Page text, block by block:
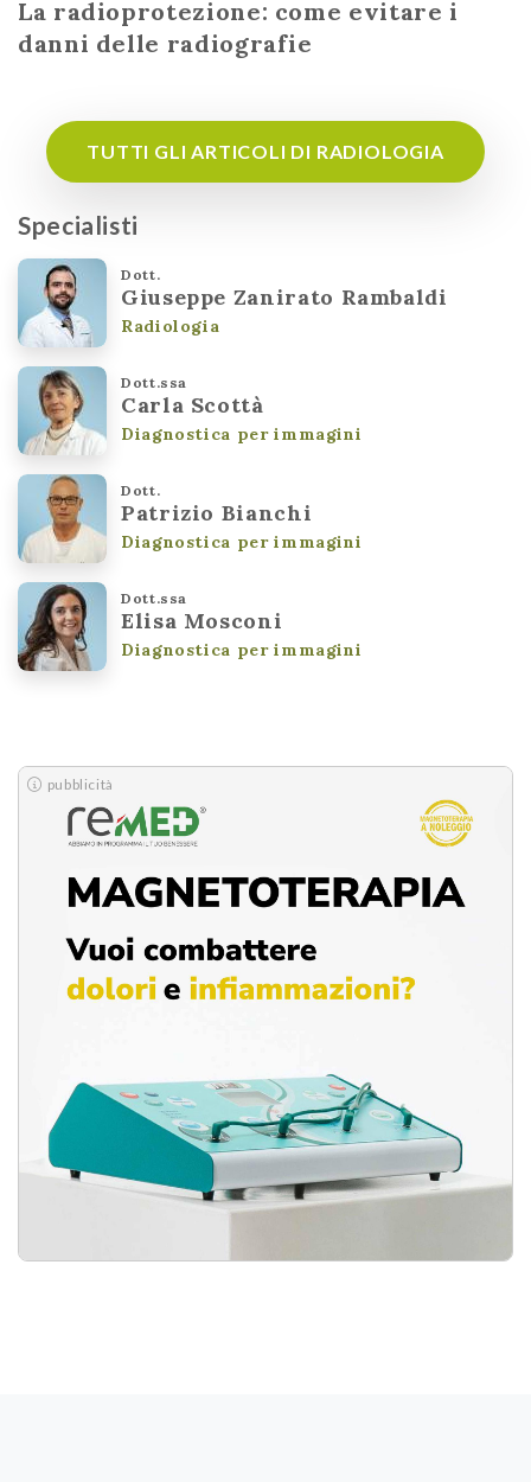
La radioprotezione: come evitare i
danni delle radiografie
TUTTI GLI ARTICOLI DI RADIOLOGIA
Specialisti
Dott.
Giuseppe Zanirato Rambaldi
Radiologia
Dott.ssa
Carla Scottà
Diagnostica per immagini
Dott.
Patrizio Bianchi
Diagnostica per immagini
Dott.ssa
Elisa Mosconi
Diagnostica per immagini
pubblicità